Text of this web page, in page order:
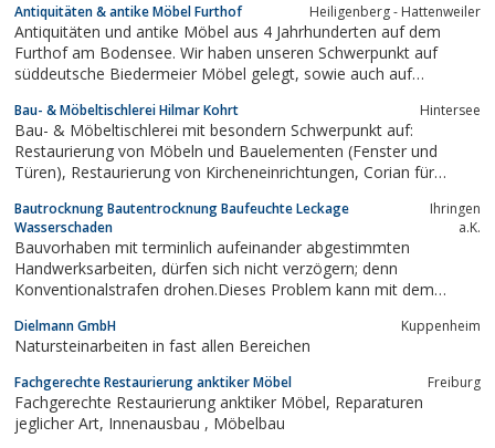
Antiquitäten & antike Möbel Furthof Heiligenberg - Hattenweiler
Antiquitäten und antike Möbel aus 4 Jahrhunderten auf dem
Furthof am Bodensee. Wir haben unseren Schwerpunkt auf
süddeutsche Biedermeier Möbel gelegt, sowie auch auf
Homepage präsentieren wir dauerhaft ein reichhaltiges Angebot
an Antiquitäten aus dem Biedermeier,...
Bau- & Möbeltischlerei Hilmar Kohrt Hintersee
Bau- & Möbeltischlerei mit besondern Schwerpunkt auf:
Restaurierung von Möbeln und Bauelementen (Fenster und
Türen), Restaurierung von Kircheneinrichtungen, Corian für
Bautrocknung Bautentrocknung Baufeuchte Leckage
Wasserschaden
Ihringen
a.K.
Bauvorhaben mit terminlich aufeinander abgestimmten
Handwerksarbeiten, dürfen sich nicht verzögern; denn
Konventionalstrafen drohen.Dieses Problem kann mit dem
verstehen uns nicht als Gerätevermieter sondern als Dienstleister
der für jedes Bauvorhaben die richtige...
Dielmann GmbH Kuppenheim
Natursteinarbeiten in fast allen Bereichen
Fachgerechte Restaurierung anktiker Möbel Freiburg
Fachgerechte Restaurierung anktiker Möbel, Reparaturen
jeglicher Art, Innenausbau , Möbelbau